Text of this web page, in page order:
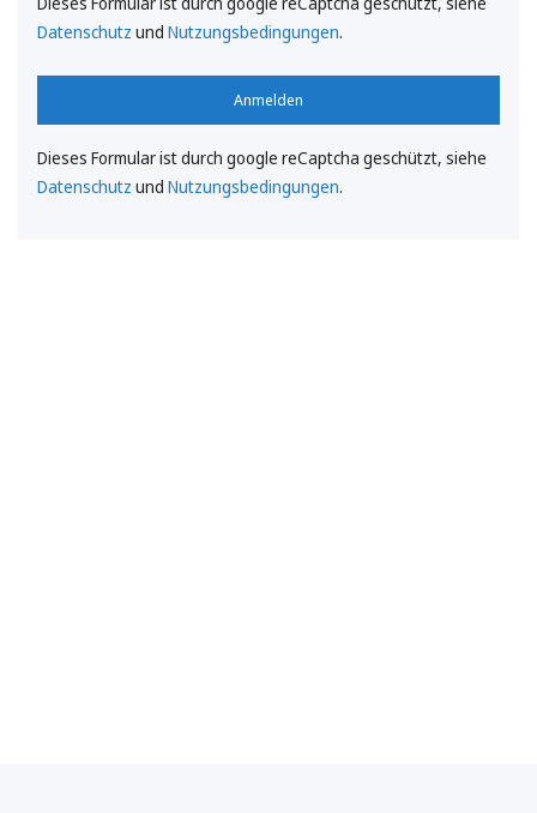
Datenschutz und Nutzungsbedingungen.
Anmelden
Dieses Formular ist durch google reCaptcha geschützt, siehe
Datenschutz und Nutzungsbedingungen.